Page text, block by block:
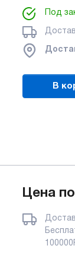
Под
В
Цена
100000